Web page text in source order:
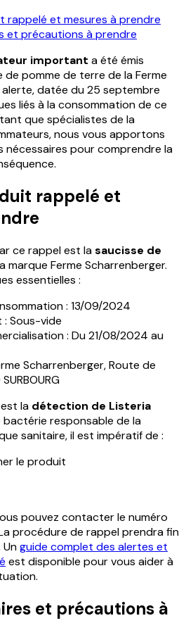
rappelé et mesures à prendre
et précautions à prendre
important a été émis
pomme de terre de la Ferme
datée du 25 septembre
liés à la consommation de ce
que spécialistes de la
nous vous apportons
nécessaires pour comprendre la
rappelé et
ce rappel est lasaucisse de
marque Ferme Scharrenberger.
essentielles :
: 13/09/2024
Sous-vide
: Du 21/08/2024 au
Scharrenberger, Route de
la détection de Listeria
bactérie responsable de la
sanitaire, il est impératif de :
le produit
pouvez contacter le numéro
procédure de rappel prendra fin
guide complet des alertes et
est disponible pour vous aider à
et précautions à